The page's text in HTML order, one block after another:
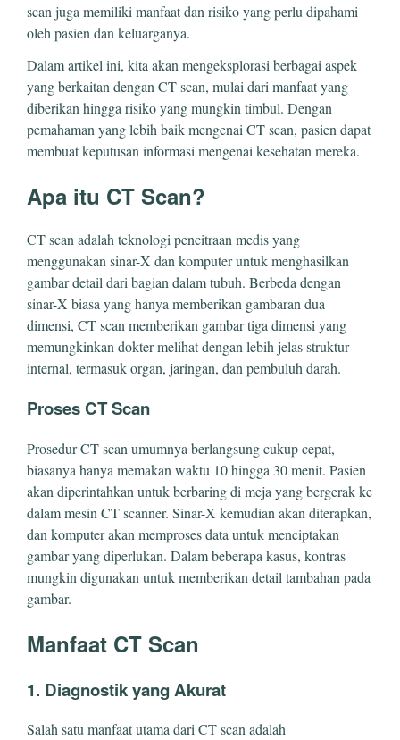
scan juga memiliki manfaat dan risiko yang perlu dipahami
oleh pasien dan keluarganya.
Dalam artikel ini, kita akan mengeksplorasi berbagai aspek
yang berkaitan dengan CT scan, mulai dari manfaat yang
diberikan hingga risiko yang mungkin timbul. Dengan
pemahaman yang lebih baik mengenai CT scan, pasien dapat
membuat keputusan informasi mengenai kesehatan mereka.
Apa itu CT Scan?
CT scan adalah teknologi pencitraan medis yang
menggunakan sinar-X dan komputer untuk menghasilkan
gambar detail dari bagian dalam tubuh. Berbeda dengan
sinar-X biasa yang hanya memberikan gambaran dua
dimensi, CT scan memberikan gambar tiga dimensi yang
memungkinkan dokter melihat dengan lebih jelas struktur
internal, termasuk organ, jaringan, dan pembuluh darah.
Proses CT Scan
Prosedur CT scan umumnya berlangsung cukup cepat,
biasanya hanya memakan waktu 10 hingga 30 menit. Pasien
akan diperintahkan untuk berbaring di meja yang bergerak ke
dalam mesin CT scanner. Sinar-X kemudian akan diterapkan,
dan komputer akan memproses data untuk menciptakan
gambar yang diperlukan. Dalam beberapa kasus, kontras
mungkin digunakan untuk memberikan detail tambahan pada
gambar.
Manfaat CT Scan
1. Diagnostik yang Akurat
Salah satu manfaat utama dari CT scan adalah